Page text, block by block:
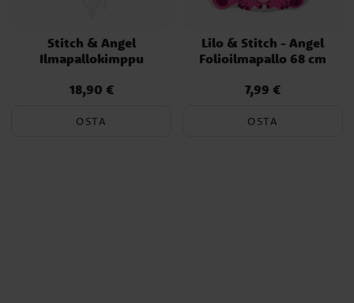
Stitch & Angel
Ilmapallokimppu
Hinta:18,90 €
18,90 €
OSTA
Lilo & Stitch - Angel
Folioilmapallo 68 cm
Hinta:7,99 €
7,99 €
OSTA